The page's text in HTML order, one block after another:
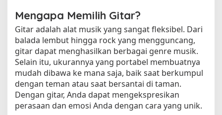
Mengapa Memilih Gitar?
Gitar adalah alat musik yang sangat fleksibel. Dari
balada lembut hingga rock yang mengguncang,
gitar dapat menghasilkan berbagai genre musik.
Selain itu, ukurannya yang portabel membuatnya
mudah dibawa ke mana saja, baik saat berkumpul
dengan teman atau saat bersantai di taman.
Dengan gitar, Anda dapat mengekspresikan
perasaan dan emosi Anda dengan cara yang unik.